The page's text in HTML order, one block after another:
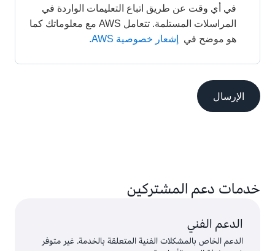
هو موضح في
إشعار خصوصية AWS.
الإرسال
خدمات دعم المشتركين
الدعم الفني
الدعم الخاص بالمشكلات الفنية المتعلقة بالخدمة. غير متوفر